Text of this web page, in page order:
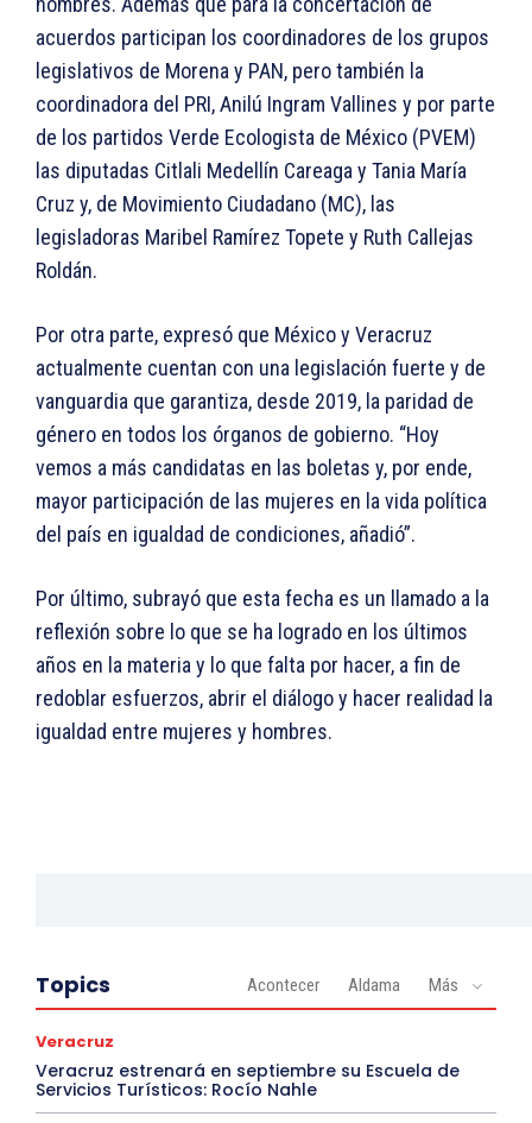
acuerdos participan los coordinadores de los grupos
legislativos de Morena y PAN, pero también la
coordinadora del PRI, Anilú Ingram Vallines y por parte
de los partidos Verde Ecologista de México (PVEM)
las diputadas Citlali Medellín Careaga y Tania María
Cruz y, de Movimiento Ciudadano (MC), las
legisladoras Maribel Ramírez Topete y Ruth Callejas
Roldán.
Por otra parte, expresó que México y Veracruz
actualmente cuentan con una legislación fuerte y de
vanguardia que garantiza, desde 2019, la paridad de
género en todos los órganos de gobierno. “Hoy
vemos a más candidatas en las boletas y, por ende,
mayor participación de las mujeres en la vida política
del país en igualdad de condiciones, añadió”.
Por último, subrayó que esta fecha es un llamado a la
reflexión sobre lo que se ha logrado en los últimos
años en la materia y lo que falta por hacer, a fin de
redoblar esfuerzos, abrir el diálogo y hacer realidad la
igualdad entre mujeres y hombres.
Topics Acontecer Aldama Más
Veracruz
Veracruz estrenará en septiembre su Escuela de
Servicios Turísticos: Rocío Nahle